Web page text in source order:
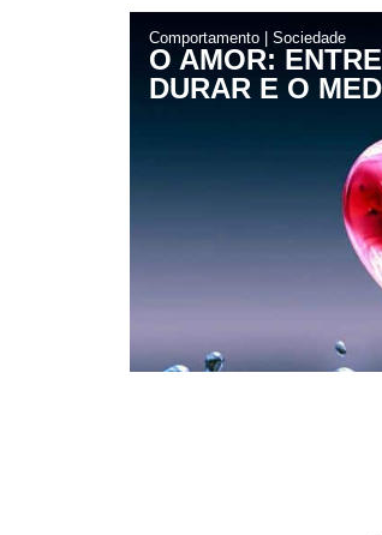
Comportamento| Sociedade
O AMOR:
DURAR E O